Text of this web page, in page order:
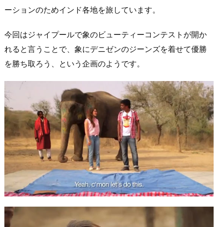
ーションのためインド各地を旅しています。
今回はジャイプールで象のビューティーコンテストが開か
れると言うことで、象にデニゼンのジーンズを着せて優勝
を勝ち取ろう、という企画のようです。